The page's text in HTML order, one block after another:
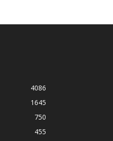
4086
1645
750
455